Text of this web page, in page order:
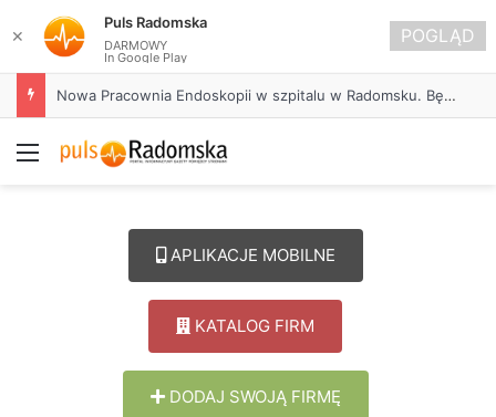
Nowa Pracownia Endoskopii w szpitalu w Radomsku. Będą wykonywane zaawansowane badania i zabiegi
Menu
APLIKACJE MOBILNE
KATALOG FIRM
DODAJ SWOJĄ FIRMĘ
✕
Puls Radomska
DARMOWY
In Google Play
POGLĄD